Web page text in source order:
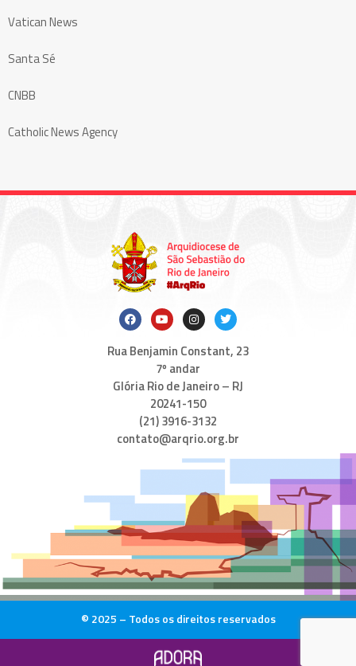
Vatican News
Santa Sé
CNBB
Catholic News Agency
Rua Benjamin Constant, 23
7º andar
Glória Rio de Janeiro – RJ
20241-150
(21) 3916-3132
contato@arqrio.org.br
© 2025 – Todos os direitos reservados